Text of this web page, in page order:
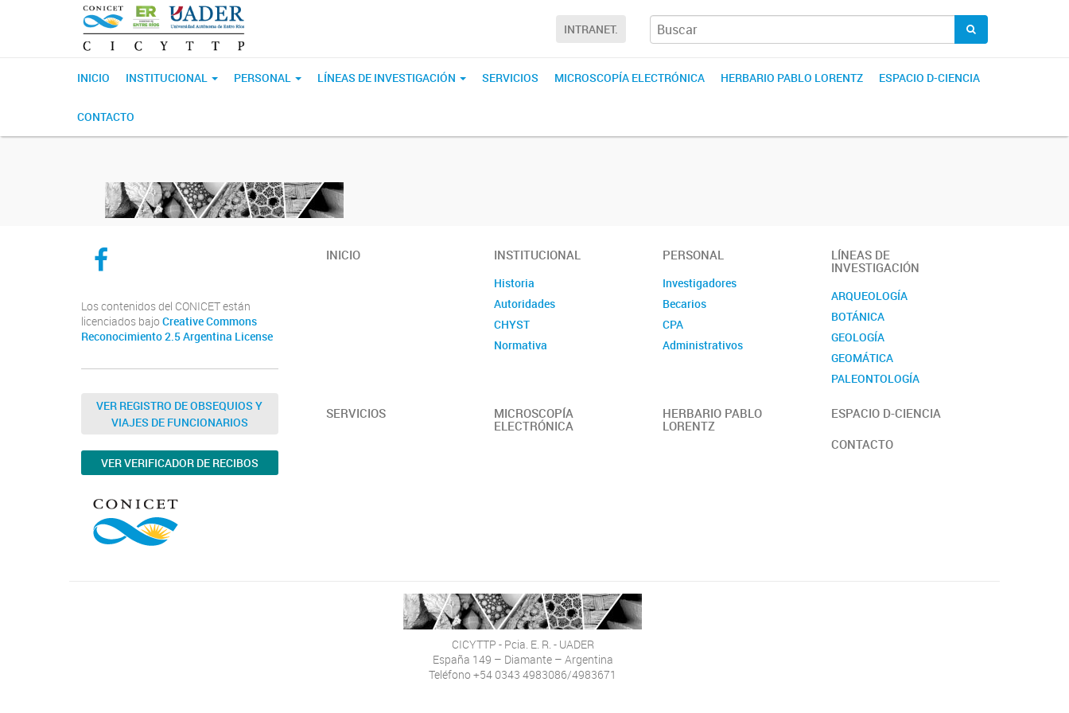
INTRANET.
INICIO INSTITUCIONAL PERSONAL LÍNEAS DE INVESTIGACIÓN SERVICIOS MICROSCOPÍA ELECTRÓNICA HERBARIO PABLO LORENTZ ESPACIO D-CIENCIA
CONTACTO
CICYTTP en Facebook
Los contenidos del CONICET están
licenciados bajo Creative Commons
Reconocimiento 2.5 Argentina License
VER REGISTRO DE OBSEQUIOS Y
VIAJES DE FUNCIONARIOS
VER VERIFICADOR DE RECIBOS
INICIO INSTITUCIONAL
Historia
Autoridades
CHYST
Normativa
PERSONAL
Investigadores
Becarios
CPA
Administrativos
LÍNEAS DE
INVESTIGACIÓN
ARQUEOLOGÍA
BOTÁNICA
GEOLOGÍA
GEOMÁTICA
PALEONTOLOGÍA
SERVICIOS
MICROSCOPÍA
ELECTRÓNICA
HERBARIO PABLO
LORENTZ
ESPACIO D-CIENCIA
CONTACTO
CICYTTP - Pcia. E. R. - UADER
España 149 – Diamante – Argentina
Teléfono +54 0343 4983086/4983671